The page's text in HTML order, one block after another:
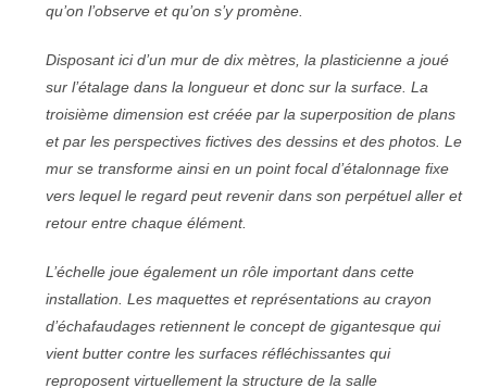
qu’on l’observe et qu’on s’y promène.
Disposant ici d’un mur de dix mètres, la plasticienne a joué
sur l’étalage dans la longueur et donc sur la surface. La
troisième dimension est créée par la superposition de plans
et par les perspectives fictives des dessins et des photos. Le
mur se transforme ainsi en un point focal d’étalonnage fixe
vers lequel le regard peut revenir dans son perpétuel aller et
retour entre chaque élément.
L’échelle joue également un rôle important dans cette
installation. Les maquettes et représentations au crayon
d’échafaudages retiennent le concept de gigantesque qui
vient butter contre les surfaces réfléchissantes qui
reproposent virtuellement la structure de la salle